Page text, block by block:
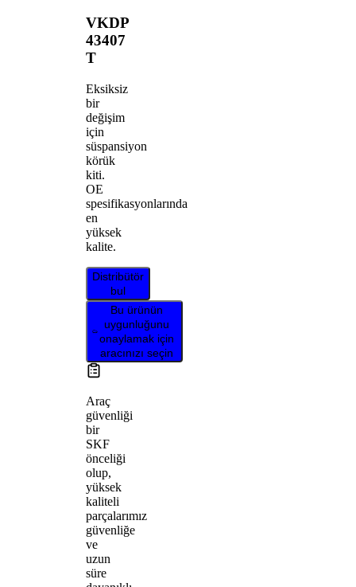
VKDP
43407
T
Eksiksiz
bir
değişim
için
süspansiyon
körük
kiti.
OE
spesifikasyonlarında
en
yüksek
kalite.
Distribütör
bul
Bu ürünün
uygunluğunu
onaylamak için
aracınızı seçin
Araç
güvenliği
bir
SKF
önceliği
olup,
yüksek
kaliteli
parçalarımız
güvenliğe
ve
uzun
süre